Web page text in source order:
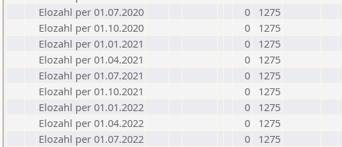
Elozahl per 01.07.2020
0
1275
Elozahl per 01.10.2020
0
1275
Elozahl per 01.01.2021
0
1275
Elozahl per 01.04.2021
0
1275
Elozahl per 01.07.2021
0
1275
Elozahl per 01.10.2021
0
1275
Elozahl per 01.01.2022
0
1275
Elozahl per 01.04.2022
0
1275
Elozahl per 01.07.2022
0
1275